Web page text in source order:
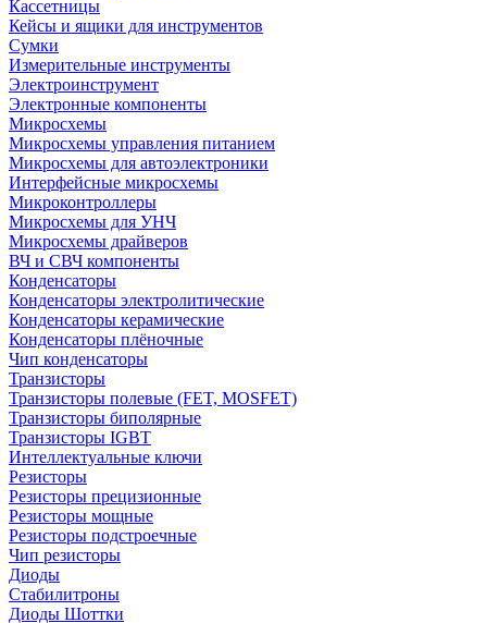
Кассетницы
Кейсы и ящики для инструментов
Сумки
Измерительные инструменты
Электроинструмент
Электронные компоненты
Микросхемы
Микросхемы управления питанием
Микросхемы для автоэлектроники
Интерфейсные микросхемы
Микроконтроллеры
Микросхемы для УНЧ
Микросхемы драйверов
ВЧ и СВЧ компоненты
Конденсаторы
Конденсаторы электролитические
Конденсаторы керамические
Конденсаторы плёночные
Чип конденсаторы
Транзисторы
Транзисторы полевые (FET, MOSFET)
Транзисторы биполярные
Транзисторы IGBT
Интеллектуальные ключи
Резисторы
Резисторы прецизионные
Резисторы мощные
Резисторы подстроечные
Чип резисторы
Диоды
Стабилитроны
Диоды Шоттки